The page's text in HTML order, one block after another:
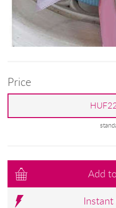
Price
Add